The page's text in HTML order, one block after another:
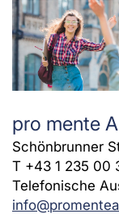
pro mente
Schönbrunner
T +43 1 235 00
Telefonische